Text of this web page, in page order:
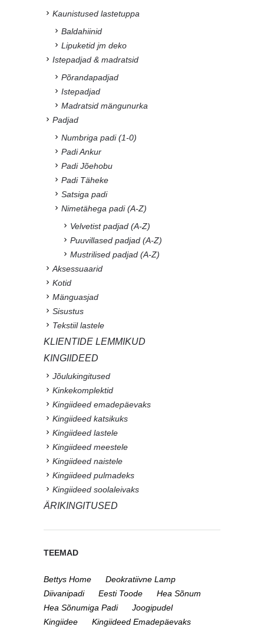
Kaunistused lastetuppa
Baldahiinid
Lipuketid jm deko
Istepadjad & madratsid
Põrandapadjad
Istepadjad
Madratsid mängunurka
Padjad
Numbriga padi (1-0)
Padi Ankur
Padi Jõehobu
Padi Täheke
Satsiga padi
Nimetähega padi (A-Z)
Velvetist padjad (A-Z)
Puuvillased padjad (A-Z)
Mustrilised padjad (A-Z)
Aksessuaarid
Kotid
Mänguasjad
Sisustus
Tekstiil lastele
KLIENTIDE LEMMIKUD
KINGIIDEED
Jõulukingitused
Kinkekomplektid
Kingiideed emadepäevaks
Kingiideed katsikuks
Kingiideed lastele
Kingiideed meestele
Kingiideed naistele
Kingiideed pulmadeks
Kingiideed soolaleivaks
ÄRIKINGITUSED
TEEMAD
Bettys Home
Deokratiivne Lamp
Diivanipadi
Eesti Toode
Hea Sõnum
Hea Sõnumiga Padi
Joogipudel
Kingiidee
Kingiideed Emadepäevaks